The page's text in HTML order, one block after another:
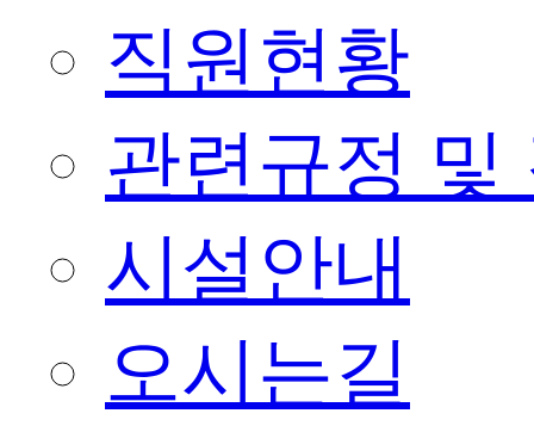
직원현황
관련규정 및
시설안내
오시는길